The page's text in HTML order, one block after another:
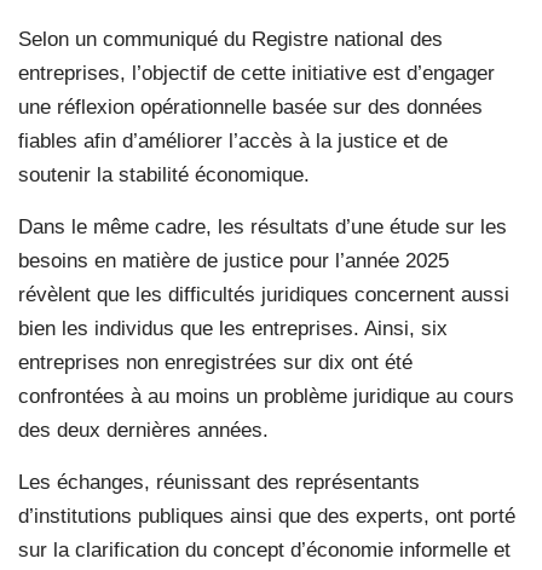
Selon un communiqué du Registre national des
entreprises, l’objectif de cette initiative est d’engager
une réflexion opérationnelle basée sur des données
fiables afin d’améliorer l’accès à la justice et de
soutenir la stabilité économique.
Dans le même cadre, les résultats d’une étude sur les
besoins en matière de justice pour l’année 2025
révèlent que les difficultés juridiques concernent aussi
bien les individus que les entreprises. Ainsi, six
entreprises non enregistrées sur dix ont été
confrontées à au moins un problème juridique au cours
des deux dernières années.
Les échanges, réunissant des représentants
d’institutions publiques ainsi que des experts, ont porté
sur la clarification du concept d’économie informelle et